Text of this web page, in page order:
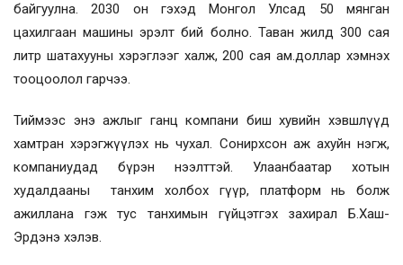
байгуулна. 2030 он гэхэд Монгол Улсад 50 мянган
цахилгаан машины эрэлт бий болно. Таван жилд 300 сая
литр шатахууны хэрэглээг халж, 200 сая ам.доллар хэмнэх
тооцоолол гарчээ.
Тиймээс энэ ажлыг ганц компани биш хувийн хэвшлүүд
хамтран хэрэгжүүлэх нь чухал. Сонирхсон аж ахуйн нэгж,
компаниудад бүрэн нээлттэй. Улаанбаатар хотын
худалдааны танхим холбох гүүр, платформ нь болж
ажиллана гэж тус танхимын гүйцэтгэх захирал Б.Хаш-
Эрдэнэ хэлэв.